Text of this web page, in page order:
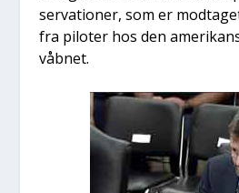
ser­va­tio­ner, som er
fra pilo­ter hos den
våb­net.